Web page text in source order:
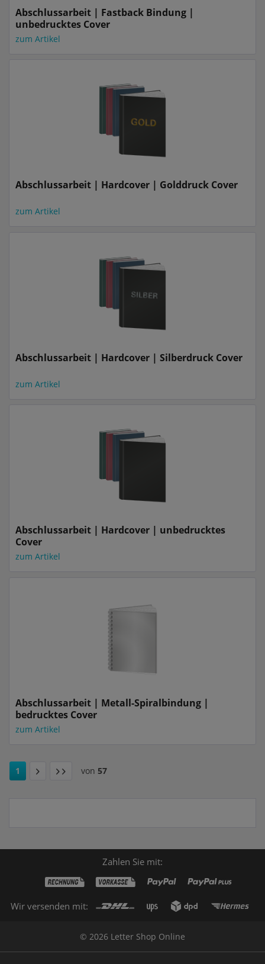
Abschlussarbeit | Fastback Bindung |
unbedrucktes Cover
zum Artikel
Abschlussarbeit | Hardcover | Golddruck Cover
zum Artikel
Abschlussarbeit | Hardcover | Silberdruck Cover
zum Artikel
Abschlussarbeit | Hardcover | unbedrucktes
Cover
zum Artikel
Abschlussarbeit | Metall-Spiralbindung |
bedrucktes Cover
zum Artikel
1 von 57
Zahlen Sie mit:
Wir versenden mit:
© 2026 Letter Shop Online